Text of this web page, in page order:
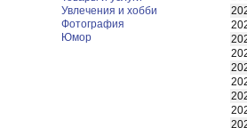
Увлечения и хобби
Фотография
Юмор